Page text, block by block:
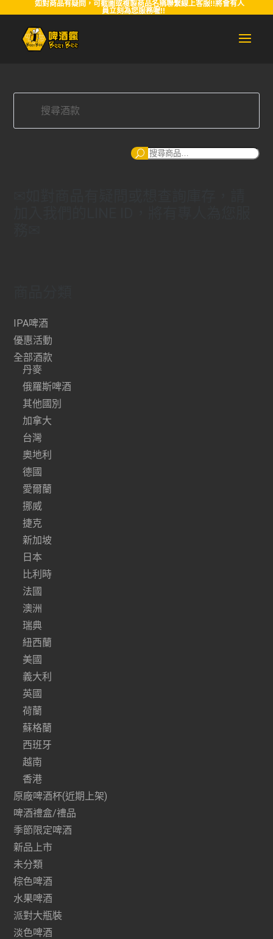
如對商品有疑問，可截圖或複製商品名稱聯繫線上客服!!將會有人
員立刻為您服務喔!!
搜
IPA啤酒
優惠活動
全部酒款
丹麥
俄羅斯啤酒
其他國別
加拿大
台灣
奧地利
德國
愛爾蘭
挪威
捷克
新加坡
日本
比利時
法國
澳洲
瑞典
紐西蘭
美國
義大利
英國
荷蘭
蘇格蘭
西班牙
越南
香港
原廠啤酒杯(近期上架)
啤酒禮盒/禮品
季節限定啤酒
新品上市
未分類
棕色啤酒
水果啤酒
派對大瓶裝
淡色啤酒